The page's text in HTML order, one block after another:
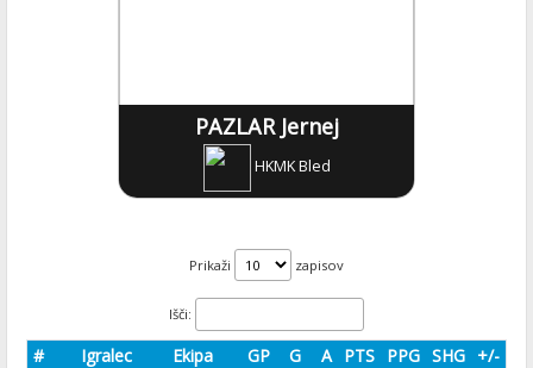
PAZLAR Jernej
HKMK Bled
Prikaži zapisov
Išči:
# Igralec Ekipa GP G A PTS PPG SHG +/-